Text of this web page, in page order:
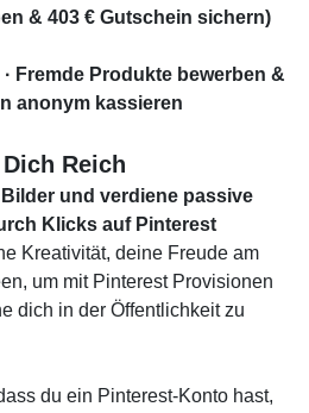
& 403 € Gutschein sichern)
· Fremde Produkte bewerben &
anonym kassieren
Reich
und verdiene passive
Klicks auf Pinterest
Kreativität, deine Freude am
um mit Pinterest Provisionen
dich in der Öffentlichkeit zu
du ein Pinterest-Konto hast,